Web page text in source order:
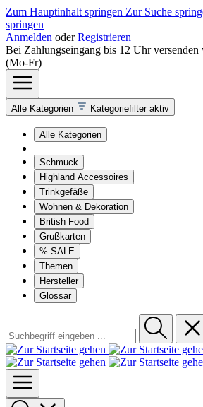
Zum Hauptinhalt springen Zur Suche
springen
Anmelden oder Registrieren
Bei Zahlungseingang bis 12 Uhr versenden
(Mo-Fr)
Alle Kategorien Kategoriefilter aktiv
Alle Kategorien
Schmuck
Highland Accessoires
Trinkgefäße
Wohnen & Dekoration
British Food
Grußkarten
% SALE
Themen
Hersteller
Glossar